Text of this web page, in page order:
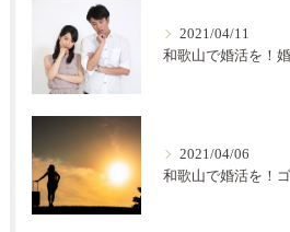
2021/04/11
2021/04/06